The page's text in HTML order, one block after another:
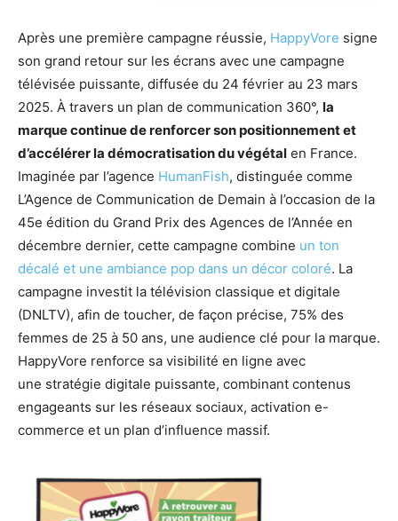
Après une première campagne réussie, HappyVore signe
son grand retour sur les écrans avec une campagne
télévisée puissante, diffusée du 24 février au 23 mars
2025. À travers un plan de communication 360°, la
marque continue de renforcer son positionnement et
d’accélérer la démocratisation du végétal en France.
Imaginée par l’agence HumanFish, distinguée comme
L’Agence de Communication de Demain à l’occasion de la
45e édition du Grand Prix des Agences de l’Année en
décembre dernier, cette campagne combine un ton
décalé et une ambiance pop dans un décor coloré. La
campagne investit la télévision classique et digitale
(DNLTV), afin de toucher, de façon précise, 75% des
femmes de 25 à 50 ans, une audience clé pour la marque.
HappyVore renforce sa visibilité en ligne avec
une stratégie digitale puissante, combinant contenus
engageants sur les réseaux sociaux, activation e-
commerce et un plan d’influence massif.